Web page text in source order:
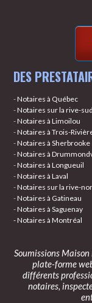
DES
-Notaires à Québec
-Notaires sur la rive-
-Notaires à Limoilou
-Notaires à Trois-
-Notaires à Sherbrooke
-Notaires à
-Notaires à Longueuil
-Notaires à Laval
-Notaires sur la rive-
-Notaires à Gatineau
-Notaires à Saguenay
- Notaires à Montréal
Soumissions Maison
plate-forme
différents
notaires,